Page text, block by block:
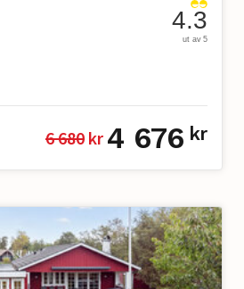
4.3
ut av 5
6 680 kr 4 676 kr